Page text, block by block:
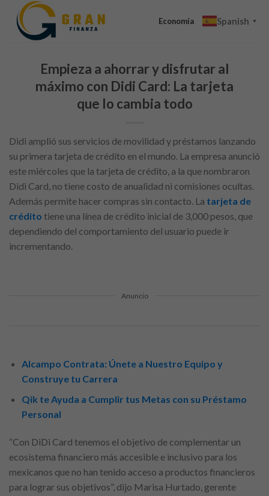
content
Economía Spanish ▼
Empieza a ahorrar y disfrutar al
máximo con Didi Card: La tarjeta
que lo cambia todo
Didi amplió sus servicios de movilidad y préstamos lanzando
su primera tarjeta de crédito en el mundo. La empresa anunció
este miércoles que la tarjeta de crédito, a la que nombraron
Didi Card, no tiene costo de anualidad ni comisiones ocultas.
Además permite hacer compras sin contacto. La tarjeta de
crédito tiene una línea de crédito inicial de 3,000 pesos, que
dependiendo del comportamiento del usuario puede ir
incrementando.
Anuncio
Alcampo Contrata: Únete a Nuestro Equipo y
Construye tu Carrera
Qik te Ayuda a Cumplir tus Metas con su Préstamo
Personal
“Con DiDi Card tenemos el objetivo de complementar un
ecosistema financiero más accesible e inclusivo para los
mexicanos que no han tenido acceso a productos financieros
para lograr sus objetivos”, dijo Marisa Hurtado, gerente